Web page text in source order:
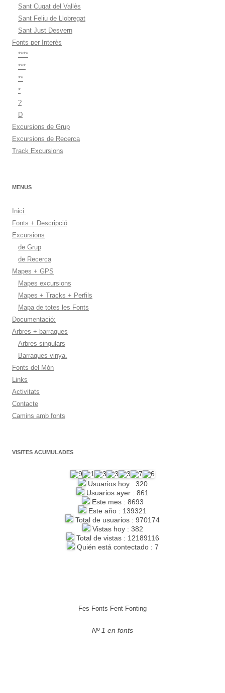
Sant Cugat del Vallès
Sant Feliu de Llobregat
Sant Just Desvern
Fonts per Interès
****
***
**
*
?
D
Excursions de Grup
Excursions de Recerca
Track Excursions
MENUS
Inici:
Fonts + Descripció
Excursions
de Grup
de Recerca
Mapes + GPS
Mapes excursions
Mapes + Tracks + Perfils
Mapa de totes les Fonts
Documentació:
Arbres + barraques
Arbres singulars
Barraques vinya.
Fonts del Món
Links
Activitats
Contacte
Camins amb fonts
VISITES ACUMULADES
Usuarios hoy : 320
Usuarios ayer : 861
Este mes : 8693
Este año : 139321
Total de usuarios : 970174
Vistas hoy : 382
Total de vistas : 12189116
Quién está contectado : 7
Fes Fonts Fent Fonting
Nº 1 en fonts